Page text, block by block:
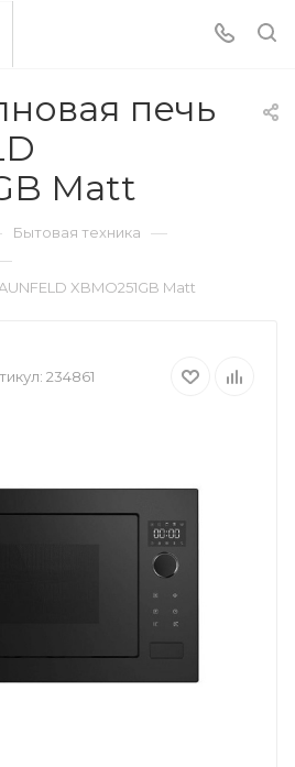
печь
Matt
Бытовая техника —
XBMO251GB Matt
234861